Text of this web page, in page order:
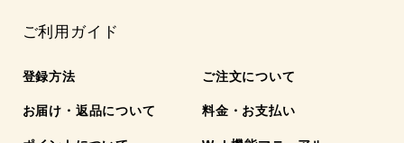
ご利用ガイド
登録方法 ご注文について
お届け・返品について 料金・お支払い